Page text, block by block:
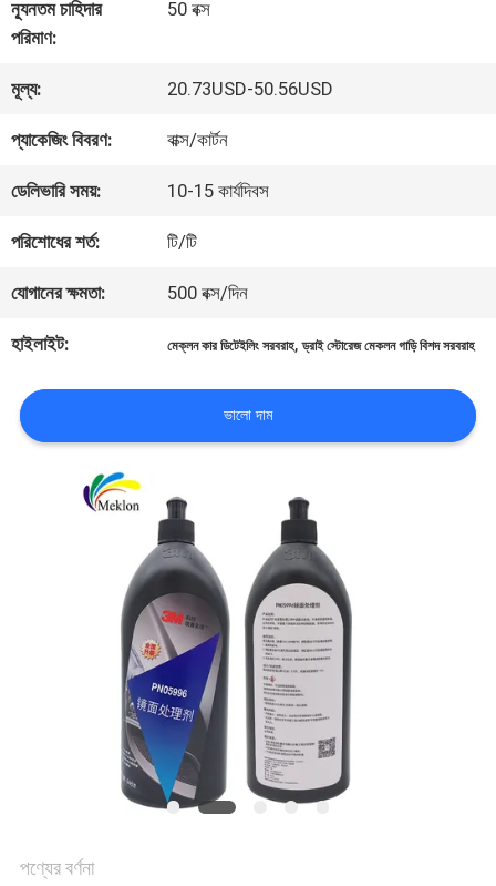
কারখানা
মান
নিয়ন্ত্রণ
করুন
ন্যূনতম চাহিদার
পরিমাণ:
50 বক্স
মূল্য: 20.73USD-50.56USD
প্যাকেজিং বিবরণ: বাক্স/কার্টন
ডেলিভারি সময়: 10-15 কার্যদিবস
পরিশোধের শর্ত: টি/টি
যোগানের ক্ষমতা: 500 বক্স/দিন
হাইলাইট: মেক্লন কার ডিটেইলিং সরবরাহ,ড্রাই স্টোরেজ মেকলন গাড়ি বিশদ সরবরাহ
ভালো দাম
পণ্যের বর্ণনা